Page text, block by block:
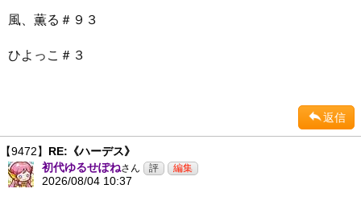
風、薫る＃９３
ひよっこ＃３
返信
【9472】 RE:《ハーデス》
初代ゆるせぽねさん
2026/08/04 10:37